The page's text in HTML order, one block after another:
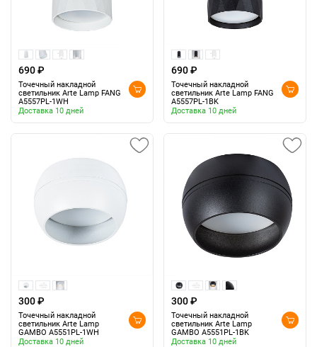
690 ₽
Точечный накладной
светильник Arte Lamp FANG
A5557PL-1WH
Доставка 10 дней
690 ₽
Точечный накладной
светильник Arte Lamp FANG
A5557PL-1BK
Доставка 10 дней
300 ₽
Точечный накладной
светильник Arte Lamp
GAMBO A5551PL-1WH
Доставка 10 дней
300 ₽
Точечный накладной
светильник Arte Lamp
GAMBO A5551PL-1BK
Доставка 10 дней